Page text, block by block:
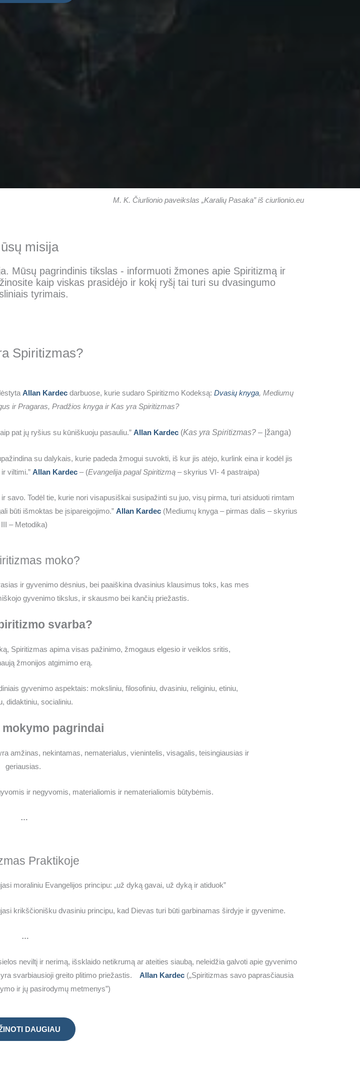
M. K. Čiurlionio paveikslas „Karalių Pasaka” iš ciurlionio.eu
misija
Mūsų pagrindinis tikslas - informuoti žmones apie Spiritizmą ir
kaip viskas prasidėjo ir kokį ryšį tai turi su dvasingumo
tyrimais.
Spiritizmas?
Allan Kardec darbuose, kurie sudaro Spiritizmo Kodeksą: Dvasių knyga, Mediumų
ir Pragaras, Pradžios knyga ir Kas yra Spiritizmas?
pat jų ryšius su kūniškuoju pasauliu.” Allan Kardec(Kas yra Spiritizmas?– Įžanga)
su dalykais, kurie padeda žmogui suvokti, iš kur jis atėjo, kurlink eina ir kodėl jis
viltimi.” Allan Kardec– (Evangelija pagal Spiritizmą –skyrius VI- 4 pastraipa)
Todėl tie, kurie nori visapusiškai susipažinti su juo, visų pirma, turi atsiduoti rimtam
būti išmoktas be įsipareigojimo.” Allan Kardec (Mediumų knyga – pirmas dalis – skyrius
III – Metodika)
moko?
ir gyvenimo dėsnius, bei paaiškina dvasinius klausimus toks, kas mes
gyvenimo tikslus, ir skausmo bei kančių priežastis.
svarba?
Spiritizmas apima visas pažinimo, žmogaus elgesio ir veiklos sritis,
žmonijos atgimimo erą.
gyvenimo aspektais: moksliniu, filosofiniu, dvasiniu, religiniu, etiniu,
didaktiniu, socialiniu.
pagrindai
amžinas, nekintamas, nematerialus, vienintelis, visagalis, teisingiausias ir
geriausias.
ir negyvomis, materialiomis ir nematerialiomis būtybėmis.
…
Praktikoje
moraliniu Evangelijos principu: „už dyką gavai, už dyką ir atiduok”
krikščionišku dvasiniu principu, kad Dievas turi būti garbinamas širdyje ir gyvenime.
…
neviltį ir nerimą, išsklaido netikrumą ar ateities siaubą, neleidžia galvoti apie gyvenimo
svarbiausioji greito plitimo priežastis.
Allan Kardec („Spiritizmas savo paprasčiausia
ir jų pasirodymų metmenys”)
DAUGIAU